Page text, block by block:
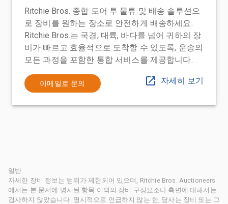
Ritchie Bros. 종합 도어 투 물류 및 배송 솔루션으
로 장비를 원하는 장소로 안전하게 배송하세요.
Ritchie Bros.는 국경, 대륙, 바다를 넘어 귀하의 장
비가 빠르고 효율적으로 도착할 수 있도록, 운송의
모든 과정을 포함한 통합 서비스를 제공합니다.
이메일로 문의 자세히 보기
일반
자세한 장비 정보는 범위가 제한되어 있으며, Ritchie Bros. Auctioneers
에서는 본 문서에 명시된 항목 이외의 장비 구성요소나 측면에 대해서는
검사하지 않았습니다. 명시적으로 언급하지 않는 한, 당사는 장비 또는 그